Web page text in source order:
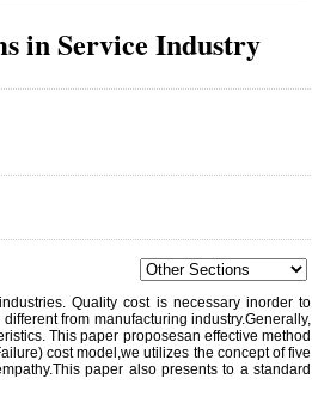
in Service Industry
Quality cost is necessary inorder to
from manufacturing industry.Generally,
This paper proposesan effective method
cost model,we utilizes the concept of five
paper also presents to a standard